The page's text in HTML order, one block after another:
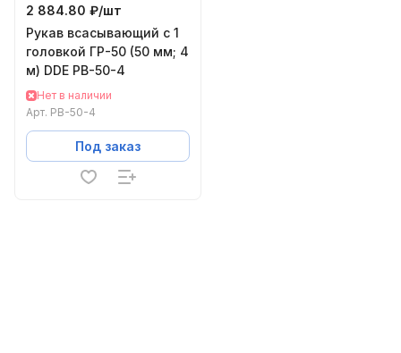
2 884.80 ₽/шт
Рукав всасывающий с 1
головкой ГР-50 (50 мм; 4
м) DDE РВ-50-4
Нет в наличии
Арт. РВ-50-4
Под заказ